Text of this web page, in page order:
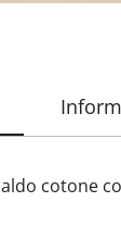
cotone